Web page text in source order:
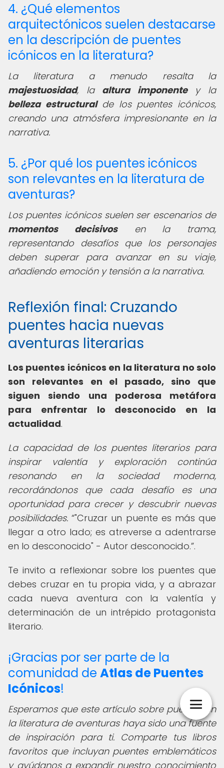
4. ¿Qué elementos
arquitectónicos suelen destacarse
en la descripción de puentes
icónicos en la literatura?
La literatura a menudo resalta la
majestuosidad, la altura imponentey la
belleza estructuralde los puentes icónicos,
creando una atmósfera impresionante en la
narrativa.
5. ¿Por qué los puentes icónicos
son relevantes en la literatura de
aventuras?
Los puentes icónicos suelen ser escenarios de
momentos decisivosen la trama,
representando desafíos que los personajes
deben superar para avanzar en su viaje,
añadiendo emoción y tensión a la narrativa.
Reflexión final: Cruzando
puentes hacia nuevas
aventuras literarias
Los puentes icónicos en la literatura no solo
son relevantes en el pasado, sino que
siguen siendo una poderosa metáfora
para enfrentar lo desconocido en la
actualidad.
La capacidad de los puentes literarios para
inspirar valentía y exploración continúa
resonando en la sociedad moderna,
recordándonos que cada desafío es una
oportunidad para crecer y descubrir nuevas
posibilidades. "Cruzar un puente es más que
llegar a otro lado; es atreverse a adentrarse
en lo desconocido" - Autor desconocido. .
Te invito a reflexionar sobre los puentes que
debes cruzar en tu propia vida, y a abrazar
cada nueva aventura con la valentía y
determinación de un intrépido protagonista
literario.
¡Gracias por ser parte de la
comunidad de Atlas de Puentes
Icónicos!
Esperamos que este artículo sobre puentes en
la literatura de aventuras haya sido una fuente
de inspiración para ti. Comparte tus libros
favoritos que incluyan puentes emblemáticos
y ayúdanos a expandir nuestro conocimiento